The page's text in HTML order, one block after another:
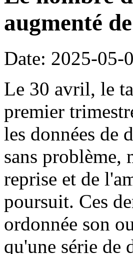
augmenté
Date: 2025-05-
Le 30 avril, le
premier
les données de
sans problème,
reprise et de
poursuit. Ces
ordonnée son
qu'une série de